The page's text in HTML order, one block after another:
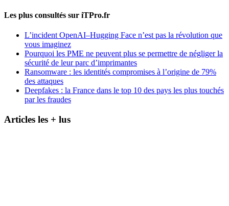
Les plus consultés sur iTPro.fr
L’incident OpenAI–Hugging Face n’est pas la révolution que
vous imaginez
Pourquoi les PME ne peuvent plus se permettre de négliger la
sécurité de leur parc d’imprimantes
Ransomware : les identités compromises à l’origine de 79%
des attaques
Deepfakes : la France dans le top 10 des pays les plus touchés
par les fraudes
Articles les + lus